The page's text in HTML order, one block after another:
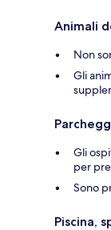
Animali
Non
Gli
Gli
per
Sono
Piscina,